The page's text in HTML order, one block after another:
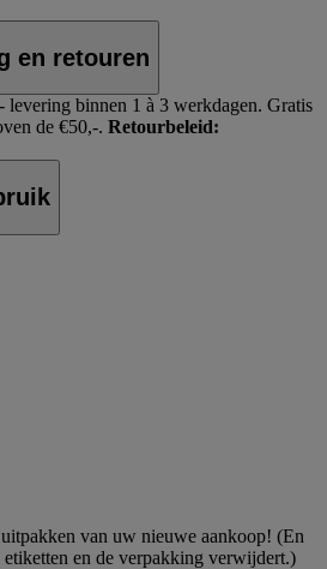
en retouren
levering binnen 1 à 3 werkdagen. Gratis
de €50,-. Retourbeleid:
van uw nieuwe aankoop! (En
en de verpakking verwijdert.)